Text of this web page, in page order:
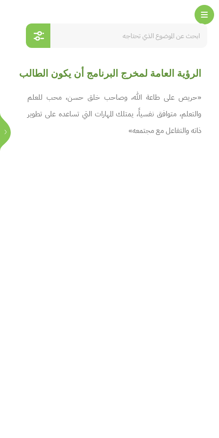
الرؤية العامة لمخرج البرنامج أن يكون الطالب
«حريص على طاعة الله، وصاحب خلق حسن، محب للعلم
والتعلم، متوافق نفسياً، يمتلك المهارات التي تساعده على تطوير
ذاته والتفاعل مع مجتمعه»